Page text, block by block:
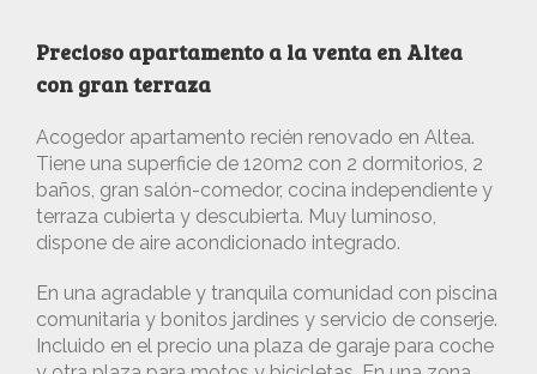
Precioso apartamento a la venta en Altea
con gran terraza
Acogedor apartamento recién renovado en Altea.
Tiene una superficie de 120m2 con 2 dormitorios, 2
baños, gran salón-comedor, cocina independiente y
terraza cubierta y descubierta. Muy luminoso,
dispone de aire acondicionado integrado.
En una agradable y tranquila comunidad con piscina
comunitaria y bonitos jardines y servicio de conserje.
Incluido en el precio una plaza de garaje para coche